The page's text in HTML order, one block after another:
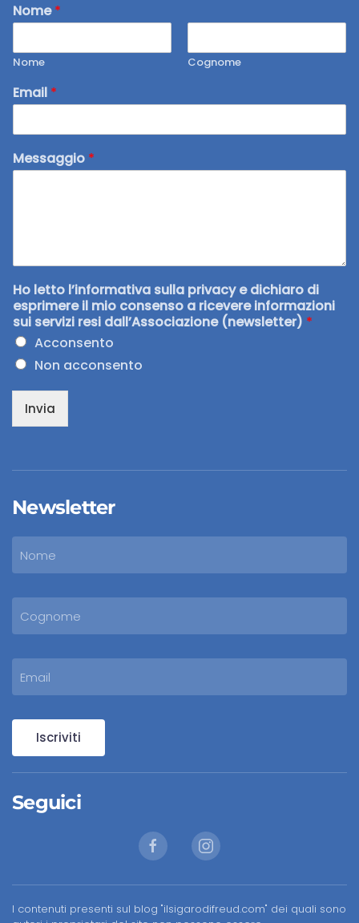
Nome*
Nome Cognome
Email *
Messaggio *
Ho letto l’informativa sulla privacy e dichiaro di
esprimere il mio consenso a ricevere informazioni
sui servizi resi dall’Associazione (newsletter) *
Acconsento
Non acconsento
Invia
Newsletter
Iscriviti
Seguici
I contenuti presenti sul blog "ilsigarodifreud.com" dei quali sono